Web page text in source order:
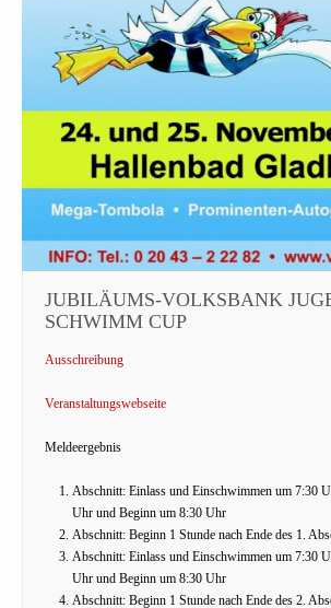
JUBILÄUMS-VOLKSBANK
SCHWIMM CUP
Ausschreibung
Veranstaltungswebseite
Meldeergebnis
Abschnitt: Einlass und Einschwimmen um 7:30
Uhr und Beginn um 8:30 Uhr
Abschnitt: Beginn 1 Stunde nach Ende des 1.
Abschnitt: Einlass und Einschwimmen um 7:30
Uhr und Beginn um 8:30 Uhr
Abschnitt: Beginn 1 Stunde nach Ende des 2.